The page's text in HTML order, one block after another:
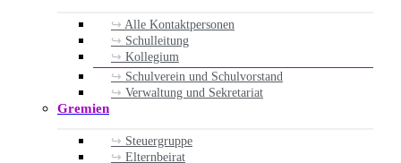
Alle Kontaktpersonen
Schulleitung
Kollegium
Schulverein und Schulvorstand
Verwaltung und Sekretariat
Gremien
Steuergruppe
Elternbeirat